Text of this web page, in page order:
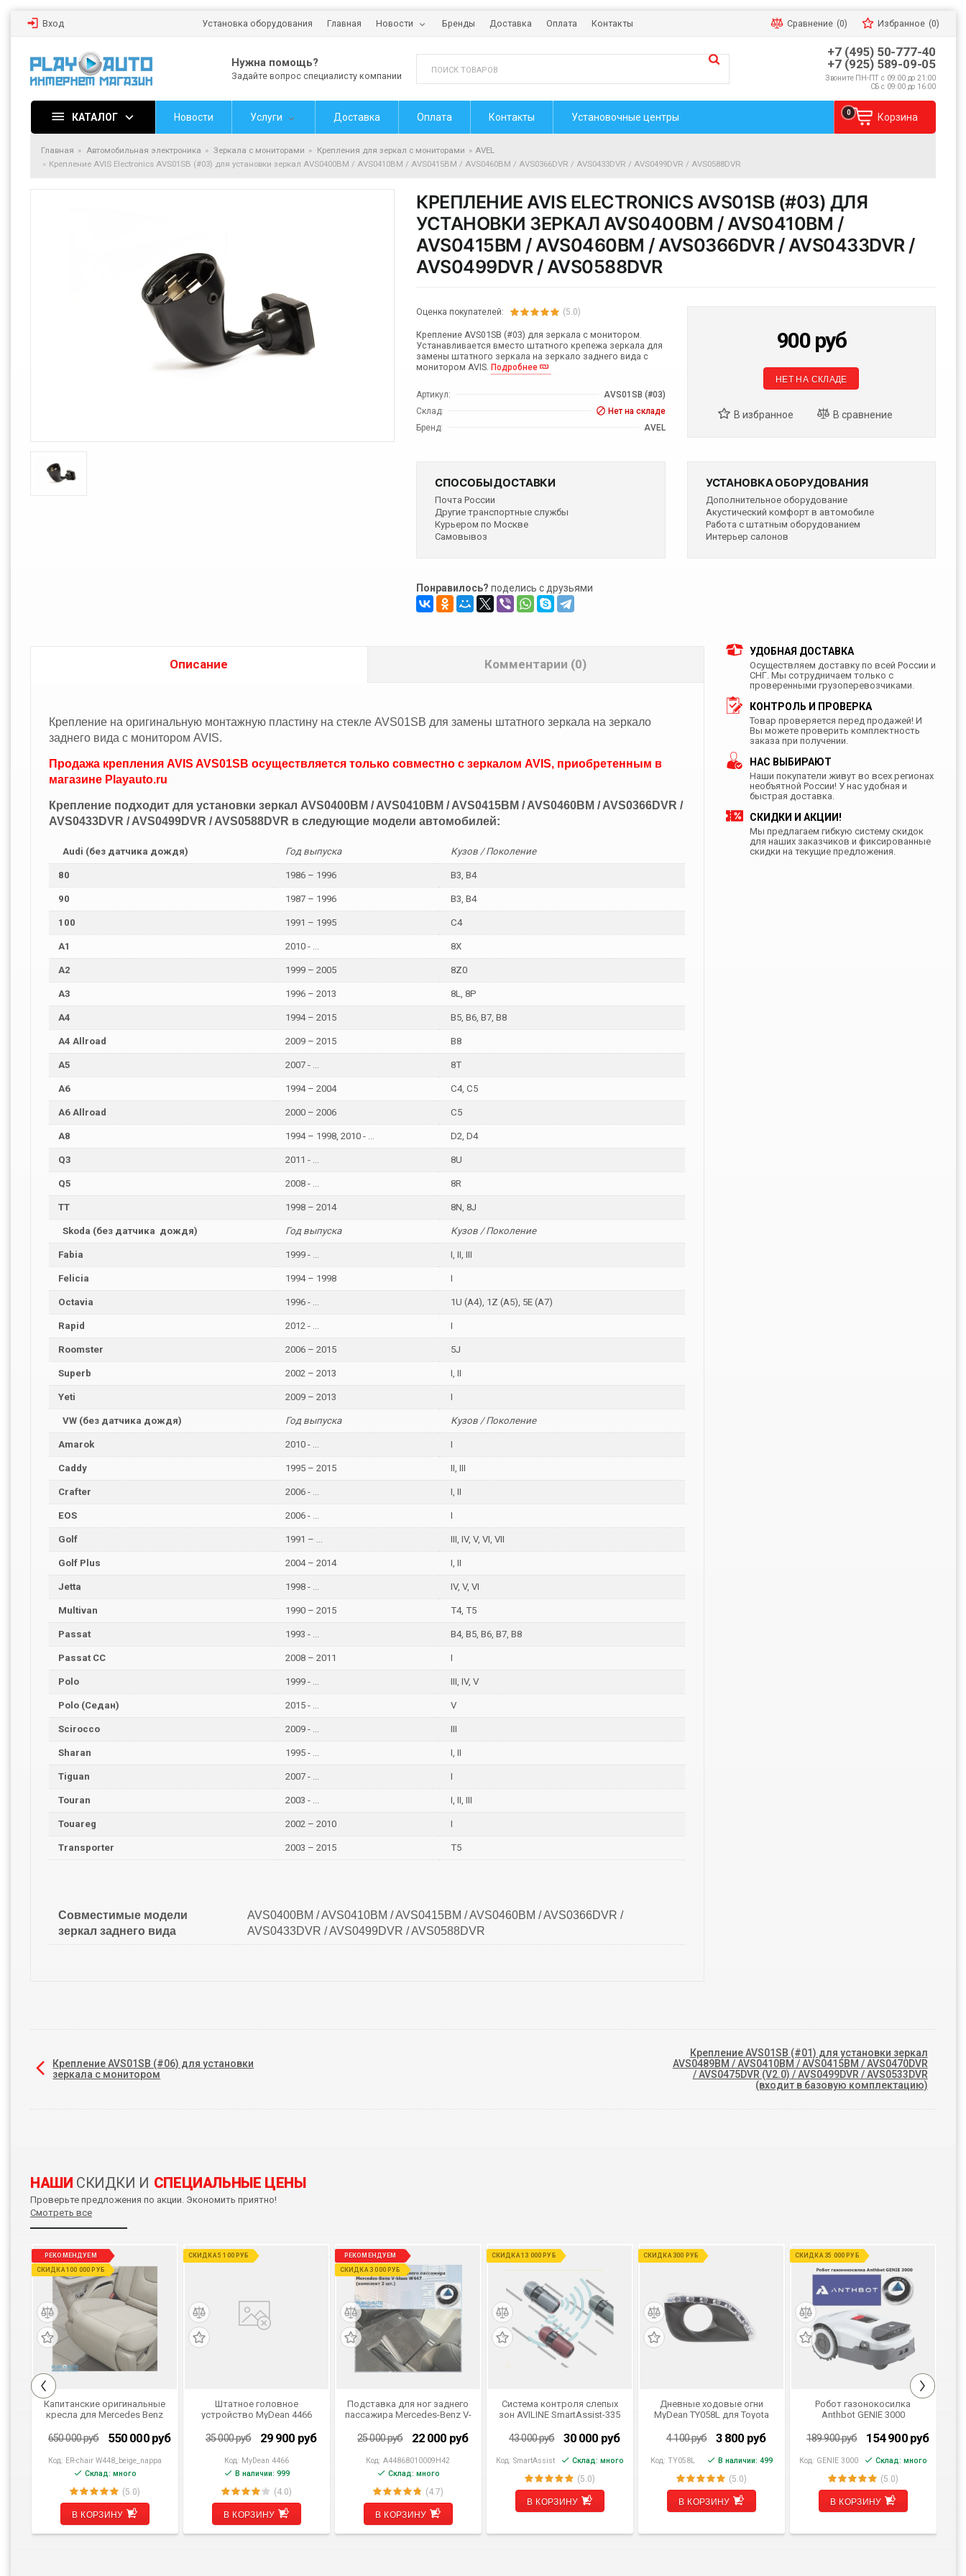
Вход Установка оборудования Главная Новости Бренды Доставка Оплата Контакты Сравнение (0) Избранное (0)
Нужна помощь?
Задайте вопрос специалисту компании
+7 (495) 50-777-40
+7 (925) 589-09-05
Звоните ПН-ПТ с 09:00 до 21:00
СБ с 09:00 до 16:00
КАТАЛОГ Новости Услуги Доставка Оплата Контакты Установочные центры Корзина
0
Главная Автомобильная электроника Зеркала с мониторами Крепления для зеркал с мониторами
AVEL
Крепление AVIS Electronics AVS01SB (#03) для установки зеркал AVS0400BM / AVS0410BM / AVS0415BM / AVS0460BM / AVS0366DVR / AVS0433DVR / AVS0499DVR / AVS0588DVR
КРЕПЛЕНИЕ AVIS ELECTRONICS AVS01SB (#03) ДЛЯ
УСТАНОВКИ ЗЕРКАЛ AVS0400BM / AVS0410BM /
AVS0415BM / AVS0460BM / AVS0366DVR / AVS0433DVR /
AVS0499DVR / AVS0588DVR
Оценка покупателей: (5.0)
Крепление AVS01SB (#03) для зеркала с монитором.
Устанавливается вместо штатного крепежа зеркала для
замены штатного зеркала на зеркало заднего вида с
монитором AVIS.Подробнее
Артикул:
AVS01SB (#03)
Склад:
Нет на складе
Бренд:
AVEL
900 руб
НЕТ НА СКЛАДЕ
СПОСОБЫ ДОСТАВКИ
Почта России
Другие транспортные службы
Курьером по Москве
Самовывоз
УСТАНОВКА ОБОРУДОВАНИЯ
Дополнительное оборудование
Акустический комфорт в автомобиле
Работа с штатным оборудованием
Интерьер салонов
Понравилось? поделись с друзьями
Описание Комментарии (0)
Крепление на оригинальную монтажную пластину на стекле AVS01SB для замены штатного зеркала на зеркало
заднего вида с монитором AVIS.
Продажа крепления AVIS AVS01SB осуществляется только совместно с зеркалом AVIS, приобретенным в
магазине Playauto.ru
Крепление подходит для установки зеркал AVS0400BM / AVS0410BM / AVS0415BM / AVS0460BM / AVS0366DVR /
AVS0433DVR / AVS0499DVR / AVS0588DVR в следующие модели автомобилей:
Audi (без датчика дождя) Год выпуска Кузов / Поколение
80 1986 – 1996 B3, B4
90 1987 – 1996 B3, B4
100 1991 – 1995 C4
A1 2010 - ... 8X
A2 1999 – 2005 8Z0
A3 1996 – 2013 8L, 8P
A4 1994 – 2015 B5, B6, B7, B8
A4 Allroad 2009 – 2015 B8
A5 2007 - ... 8T
A6 1994 – 2004 C4, C5
A6 Allroad 2000 – 2006 C5
A8 1994 – 1998, 2010 - ... D2, D4
Q3 2011 - ... 8U
Q5 2008 - ... 8R
TT 1998 – 2014 8N, 8J
Skoda (без датчика дождя) Год выпуска Кузов / Поколение
Fabia 1999 - ... I, II, III
Felicia 1994 – 1998 I
Octavia 1996 - ... 1U (A4), 1Z (A5), 5E (A7)
Rapid 2012 - ... I
Roomster 2006 – 2015 5J
Superb 2002 – 2013 I, II
Yeti 2009 – 2013 I
VW (без датчика дождя) Год выпуска Кузов / Поколение
Amarok 2010 - ... I
Caddy 1995 – 2015 II, III
Crafter 2006 - ... I, II
EOS 2006 - ... I
Golf 1991 – ... III, IV, V, VI, VII
Golf Plus 2004 – 2014 I, II
Jetta 1998 - ... IV, V, VI
Multivan 1990 – 2015 T4, T5
Passat 1993 - ... B4, B5, B6, B7, B8
Passat CC 2008 – 2011 I
Polo 1999 - ... III, IV, V
Polo (Седан) 2015 - ... V
Scirocco 2009 - ... III
Sharan 1995 - ... I, II
Tiguan 2007 - ... I
Touran 2003 - ... I, II, III
Touareg 2002 – 2010 I
Transporter 2003 – 2015 T5
Совместимые модели
зеркал заднего вида
AVS0400BM / AVS0410BM / AVS0415BM / AVS0460BM / AVS0366DVR /
AVS0433DVR / AVS0499DVR / AVS0588DVR
УДОБНАЯ ДОСТАВКА
Осуществляем доставку по всей России и
СНГ. Мы сотрудничаем только с
проверенными грузоперевозчиками.
КОНТРОЛЬ И ПРОВЕРКА
Товар проверяется перед продажей! И
Вы можете проверить комплектность
заказа при получении.
НАС ВЫБИРАЮТ
Наши покупатели живут во всех регионах
необъятной России! У нас удобная и
быстрая доставка.
СКИДКИ И АКЦИИ!
Мы предлагаем гибкую систему скидок
для наших заказчиков и фиксированные
скидки на текущие предложения.
Крепление AVS01SB (#06) для установки
зеркала с монитором
Крепление AVS01SB (#01) для установки зеркал
AVS0489BM / AVS0410BM / AVS0415BM / AVS0470DVR
/ AVS0475DVR (V2.0) / AVS0499DVR / AVS0533DVR
(входит в базовую комплектацию)
НАШИ СКИДКИ И СПЕЦИАЛЬНЫЕ ЦЕНЫ
Проверьте предложения по акции. Экономить приятно!
Смотреть все
РЕКОМЕНДУЕМ
СКИДКА 100 000 РУБ
Капитанские оригинальные
кресла для Mercedes Benz
бежевые
650 000руб 550 000 руб
Код: ER-chair W448_beige_nappa
Склад: много
(5.0)
В КОРЗИНУ
СКИДКА 5 100 РУБ
Штатное головное
устройство MyDean 4466
35 000руб 29 900 руб
Код: MyDean 4466
В наличии: 999
(4.0)
В КОРЗИНУ
РЕКОМЕНДУЕМ
СКИДКА 3 000 РУБ
Подставка для ног заднего
пассажира Mercedes-Benz V-
25 000руб 22 000 руб
Код: A44868010009H42
Склад: много
(4.7)
В КОРЗИНУ
СКИДКА 13 000 РУБ
Система контроля слепых
зон AVILINE SmartAssist-335
43 000руб 30 000 руб
Код: SmartAssist Склад: много
(5.0)
В КОРЗИНУ
СКИДКА 300 РУБ
Дневные ходовые огни
MyDean TY058L для Toyota
4 100руб 3 800 руб
Код: TY058L В наличии: 499
(5.0)
В КОРЗИНУ
СКИДКА 35 000 РУБ
Робот газонокосилка
Anthbot GENIE 3000
189 900руб 154 900 руб
Код: GENIE 3000 Склад: много
(5.0)
В КОРЗИНУ